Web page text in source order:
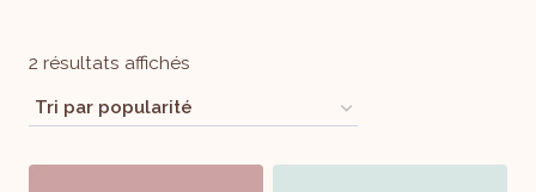
2 résultats affichés